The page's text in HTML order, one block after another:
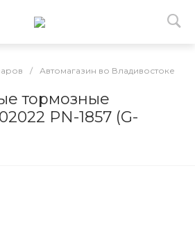
/ Автомагазин во Владивостоке
тормозные
PN-1857 (G-